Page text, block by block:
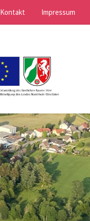
Kontakt Impressum